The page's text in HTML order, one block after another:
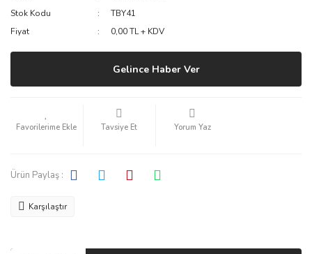
Stok Kodu
TBY41
Fiyat
0,00 TL + KDV
Gelince Haber Ver
Tavsiye Et Yorum Yaz
Ürün Paylaş :
Karşılaştır